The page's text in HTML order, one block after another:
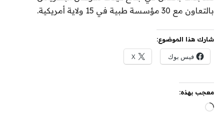
بالتعاون مع 30 مؤسسة طبية في 15 ولاية أمريكية.
شارك هذا الموضوع:
فيس بوك X
معجب بهذه:
جاري